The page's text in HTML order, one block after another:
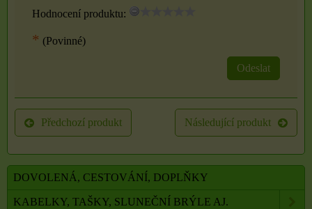
Hodnocení produktu:
* (Povinné)
Odeslat
Předchozí produkt Následující produkt
DOVOLENÁ, CESTOVÁNÍ, DOPLŇKY
KABELKY, TAŠKY, SLUNEČNÍ BRÝLE AJ.